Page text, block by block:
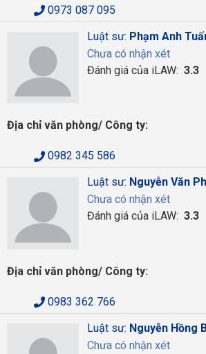
0973 087 095
Luật sư: Phạm Anh
Chưa có nhận xét
Đánh giá của iLAW: 3.3
Địa chỉ văn phòng/ Công ty:
0982 345 586
Luật sư: Nguyễn Văn
Chưa có nhận xét
Đánh giá của iLAW: 3.3
Địa chỉ văn phòng/ Công ty:
0983 362 766
Luật sư: Nguyễn Hồng
Chưa có nhận xét